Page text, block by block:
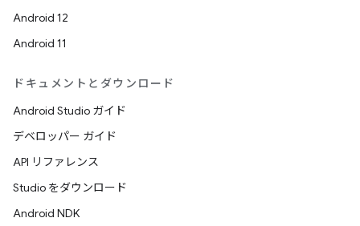
Android 12
Android 11
ドキュメントとダウンロード
Android Studio ガイド
デベロッパー ガイド
API リファレンス
Studio をダウンロード
Android NDK